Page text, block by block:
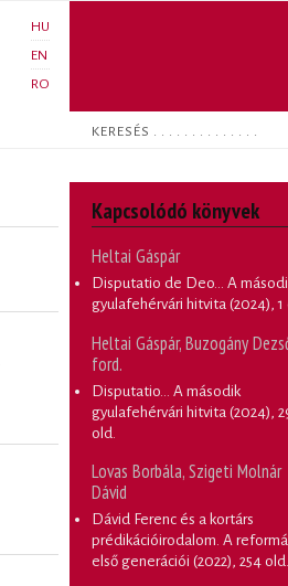
HU
EN
RO
Keresés
Kapcsolódó könyvek
Heltai Gáspár
Disputatio de Deo... A
gyulafehérvári hitvita (2024), 1
Heltai Gáspár, Buzogány
ford.
Disputatio... A második
gyulafehérvári hitvita (2024),
old.
Lovas Borbála, Szigeti Molnár
Dávid
Dávid Ferenc és a kortárs
prédikációirodalom. A
első generációi (2022), 254 old.